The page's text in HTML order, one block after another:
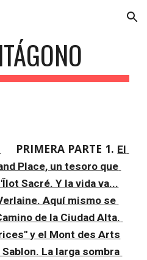
Skip to navigation
PRIMERA PARTE 1. El
Place, un tesoro que
Sacré. Y la vida va...
Aquí mismo se
de la Ciudad Alta.
y el Mont des Arts
La larga sombra